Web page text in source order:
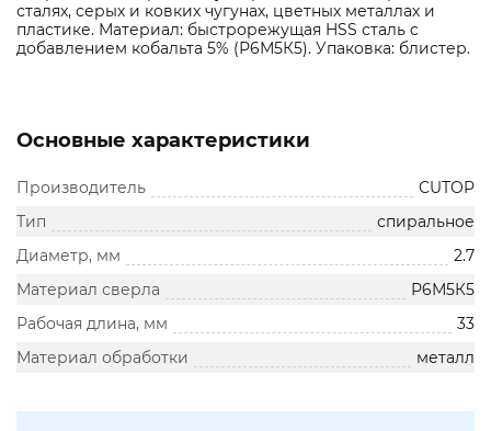
сталях, серых и ковких чугунах, цветных металлах и
пластике. Материал: быстрорежущая HSS сталь c
добавлением кобальта 5% (Р6М5К5). Упаковка: блистер.
Основные характеристики
Производитель
CUTOP
Тип
спиральное
Диаметр, мм
2.7
Материал сверла
Р6М5К5
Рабочая длина, мм
33
Материал обработки
металл